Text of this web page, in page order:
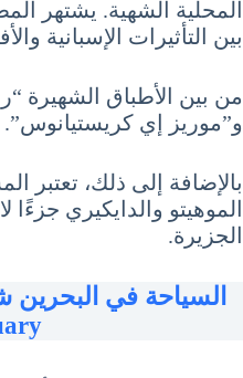
المحلية الشهية. يشتهر
بين التأثيرات الإسبانية
من بين الأطباق الشهيرة
و”موريز إي كريستيانوس”.
بالإضافة إلى ذلك، تعتبر
الموهيتو والدايكيري
الجزيرة.